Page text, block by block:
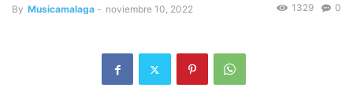
By Musicamalaga - noviembre 10, 2022 0
1329